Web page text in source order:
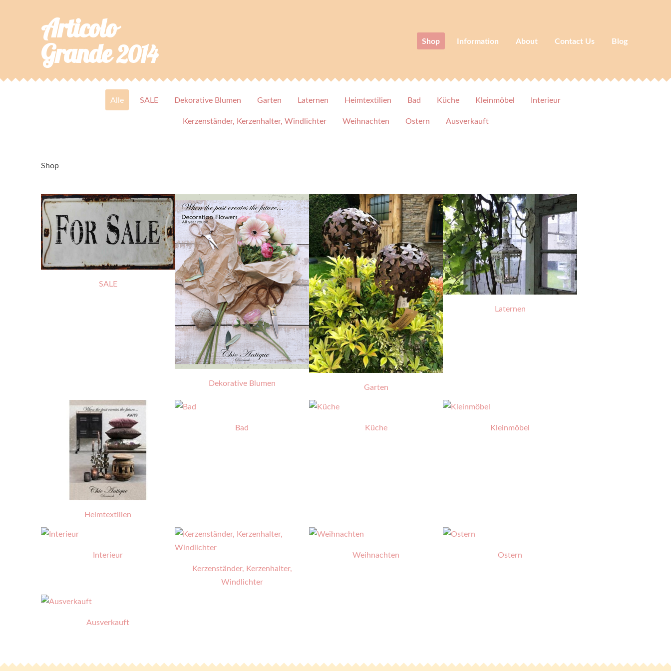
Articolo
Grande2014 Shop Information About Contact Us Blog
Alle SALE Dekorative Blumen Garten Laternen Heimtextilien Bad Küche Kleinmöbel
Interieur
Kerzenständer, Kerzenhalter, Windlichter
Weihnachten Ostern Ausverkauft
Shop
SALE
Dekorative Blumen Garten
Laternen
Heimtextilien
Bad Küche Kleinmöbel
Interieur
Kerzenständer, Kerzenhalter,
Windlichter
Weihnachten Ostern
Ausverkauft